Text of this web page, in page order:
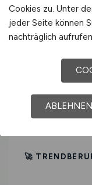
Winzer in
🚀
Cookies zu. Unter
jeder Seite können
nachträglich
ABLEHNEN